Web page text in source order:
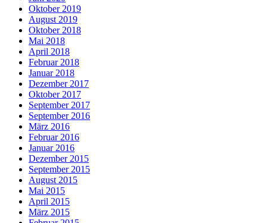
Oktober 2019
August 2019
Oktober 2018
Mai 2018
April 2018
Februar 2018
Januar 2018
Dezember 2017
Oktober 2017
September 2017
September 2016
März 2016
Februar 2016
Januar 2016
Dezember 2015
September 2015
August 2015
Mai 2015
April 2015
März 2015